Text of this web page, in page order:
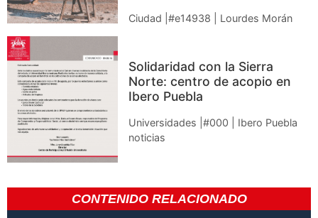
Ciudad |#e14938 | Lourdes Morán
Solidaridad con la Sierra
Norte: centro de acopio en
Ibero Puebla
Universidades |#000 | Ibero Puebla
noticias
CONTENIDO RELACIONADO